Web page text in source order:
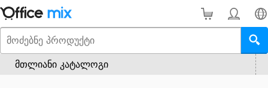
მთლიანი კატალოგი